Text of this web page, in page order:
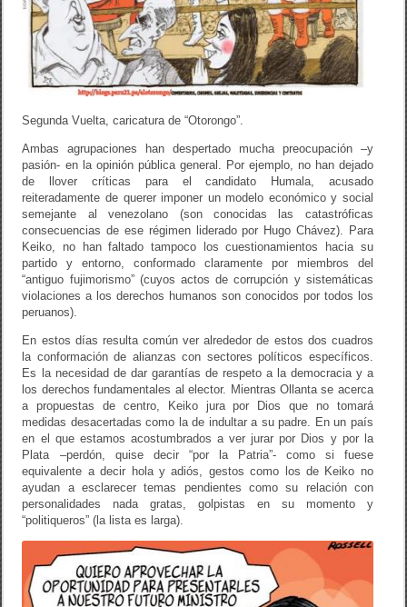
Segunda Vuelta, caricatura de “Otorongo”.
Ambas agrupaciones han despertado mucha preocupación –y
pasión- en la opinión pública general. Por ejemplo, no han dejado
de llover críticas para el candidato Humala, acusado
reiteradamente de querer imponer un modelo económico y social
semejante al venezolano (son conocidas las catastróficas
consecuencias de ese régimen liderado por Hugo Chávez). Para
Keiko, no han faltado tampoco los cuestionamientos hacia su
partido y entorno, conformado claramente por miembros del
“antiguo fujimorismo” (cuyos actos de corrupción y sistemáticas
violaciones a los derechos humanos son conocidos por todos los
peruanos).
En estos días resulta común ver alrededor de estos dos cuadros
la conformación de alianzas con sectores políticos específicos.
Es la necesidad de dar garantías de respeto a la democracia y a
los derechos fundamentales al elector. Mientras Ollanta se acerca
a propuestas de centro, Keiko jura por Dios que no tomará
medidas desacertadas como la de indultar a su padre. En un país
en el que estamos acostumbrados a ver jurar por Dios y por la
Plata –perdón, quise decir “por la Patria”- como si fuese
equivalente a decir hola y adiós, gestos como los de Keiko no
ayudan a esclarecer temas pendientes como su relación con
personalidades nada gratas, golpistas en su momento y
“politiqueros” (la lista es larga).